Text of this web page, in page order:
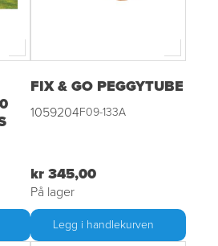
FIX & GO PEGGYTUBE
1059204F09-133A
kr 345,00
På lager
Legg i handlekurven